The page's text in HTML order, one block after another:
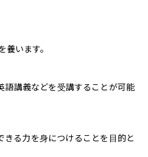
います。
語講義などを受講することが可能
る力を身につけることを目的と